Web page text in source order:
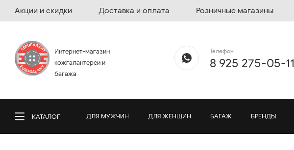
Акции и скидки Доставка и оплата Розничные магазины
Интернет-магазин
кожгалантереи и
багажа
Телефон
8 925 275-05-11
КАТАЛОГ ДЛЯ МУЖЧИН ДЛЯ ЖЕНЩИН БАГАЖ БРЕНДЫ